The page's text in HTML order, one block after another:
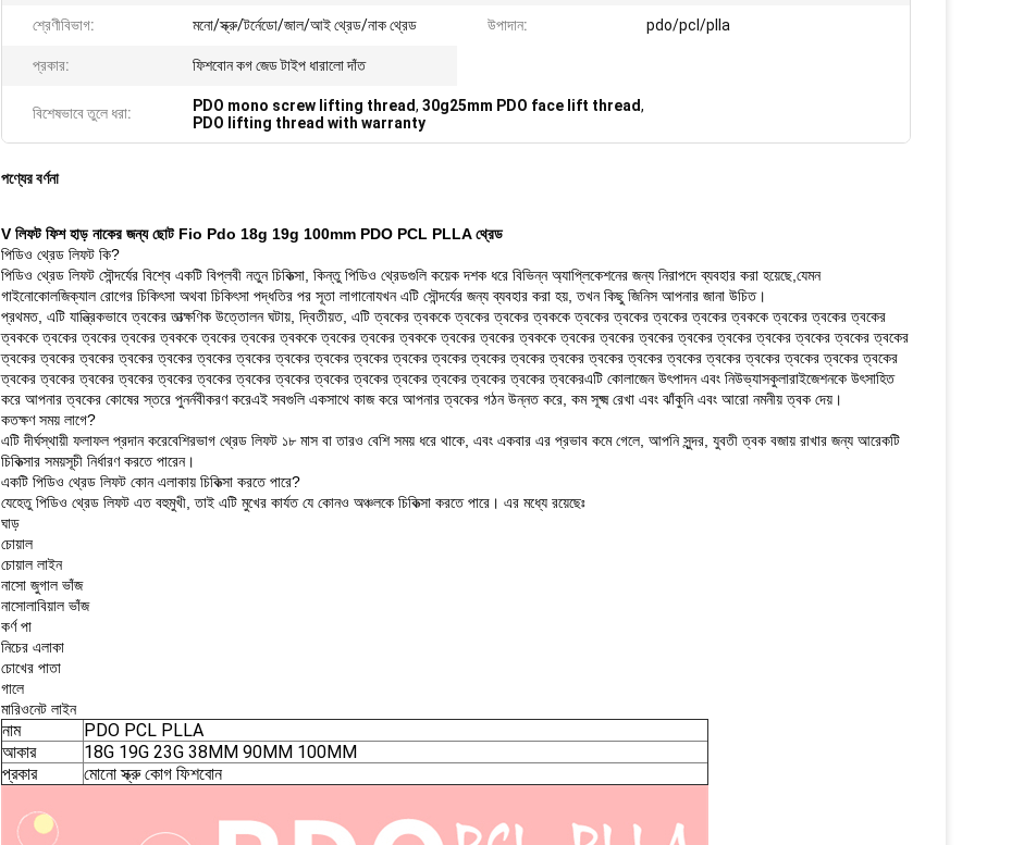
শ্রেণীবিভাগ: মনো/স্ক্রু/টর্নেডো/জাল/আই থ্রেড/নাক থ্রেড উপাদান: pdo/pcl/plla
প্রকার: ফিশবোন কগ জেড টাইপ ধারালো দাঁত
বিশেষভাবে তুলে ধরা: PDO mono screw lifting thread, 30g25mm PDO face lift thread,
PDO lifting thread with warranty
পণ্যের বর্ণনা
V লিফট ফিশ হাড় নাকের জন্য ছোট Fio Pdo 18g 19g 100mm PDO PCL PLLA থ্রেড
পিডিও থ্রেড লিফট কি?
পিডিও থ্রেড লিফট সৌন্দর্যের বিশ্বে একটি বিপ্লবী নতুন চিকিত্সা, কিন্তু পিডিও থ্রেডগুলি কয়েক দশক ধরে বিভিন্ন অ্যাপ্লিকেশনের জন্য নিরাপদে ব্যবহার করা হয়েছে,যেমন
গাইনোকোলজিক্যাল রোগের চিকিৎসা অথবা চিকিৎসা পদ্ধতির পর সূতা লাগানোযখন এটি সৌন্দর্যের জন্য ব্যবহার করা হয়, তখন কিছু জিনিস আপনার জানা উচিত।
প্রথমত, এটি যান্ত্রিকভাবে ত্বকের তাত্ক্ষণিক উত্তোলন ঘটায়, দ্বিতীয়ত, এটি ত্বকের ত্বককে ত্বকের ত্বকের ত্বককে ত্বকের ত্বকের ত্বকের ত্বকের ত্বককে ত্বকের ত্বকের ত্বকের
ত্বককে ত্বকের ত্বকের ত্বকের ত্বককে ত্বকের ত্বকের ত্বককে ত্বকের ত্বকের ত্বককে ত্বকের ত্বকের ত্বককে ত্বকের ত্বকের ত্বকের ত্বকের ত্বকের ত্বকের ত্বকের ত্বকের ত্বকের
ত্বকের ত্বকের ত্বকের ত্বকের ত্বকের ত্বকের ত্বকের ত্বকের ত্বকের ত্বকের ত্বকের ত্বকের ত্বকের ত্বকের ত্বকের ত্বকের ত্বকের ত্বকের ত্বকের ত্বকের ত্বকের ত্বকের ত্বকের
ত্বকের ত্বকের ত্বকের ত্বকের ত্বকের ত্বকের ত্বকের ত্বকের ত্বকের ত্বকের ত্বকের ত্বকের ত্বকের ত্বকের ত্বকেরএটি কোলাজেন উৎপাদন এবং নিউভ্যাসকুলারাইজেশনকে উৎসাহিত
করে আপনার ত্বকের কোষের স্তরে পুনর্নবীকরণ করেএই সবগুলি একসাথে কাজ করে আপনার ত্বকের গঠন উন্নত করে, কম সূক্ষ্ম রেখা এবং ঝাঁকুনি এবং আরো নমনীয় ত্বক দেয়।
কতক্ষণ সময় লাগে?
এটি দীর্ঘস্থায়ী ফলাফল প্রদান করেবেশিরভাগ থ্রেড লিফট ১৮ মাস বা তারও বেশি সময় ধরে থাকে, এবং একবার এর প্রভাব কমে গেলে, আপনি সুন্দর, যুবতী ত্বক বজায় রাখার জন্য আরেকটি
চিকিত্সার সময়সূচী নির্ধারণ করতে পারেন।
একটি পিডিও থ্রেড লিফট কোন এলাকায় চিকিত্সা করতে পারে?
যেহেতু পিডিও থ্রেড লিফট এত বহুমুখী, তাই এটি মুখের কার্যত যে কোনও অঞ্চলকে চিকিত্সা করতে পারে। এর মধ্যে রয়েছেঃ
ঘাড়
চোয়াল
চোয়াল লাইন
নাসো জুগাল ভাঁজ
নাসোলাবিয়াল ভাঁজ
কর্ণ পা
নিচের এলাকা
চোখের পাতা
গালে
মারিওনেট লাইন
নাম
PDO PCL PLLA
আকার
18G 19G 23G 38MM 90MM 100MM
প্রকার
মোনো স্ক্রু কোগ ফিশবোন